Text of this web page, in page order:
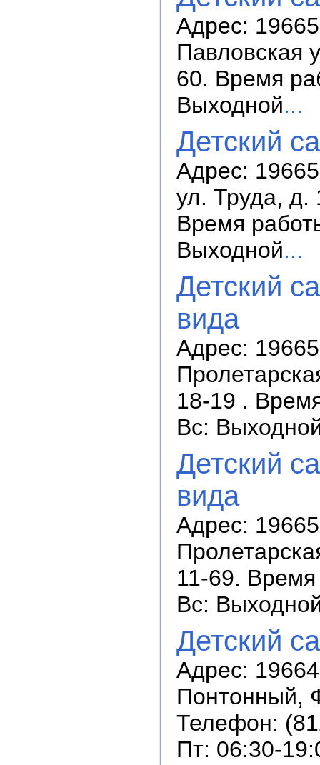
Адрес:
Павловская
60. Время
Выходной...
Детский
Адрес:
ул. Труда,
Время
Выходной...
Детский
вида
Адрес:
18-19 .
Вс:
Детский
вида
Адрес:
11-69.
Вс:
Детский
Адрес:
Понтонный,
Телефон:
Пт: 06:30-